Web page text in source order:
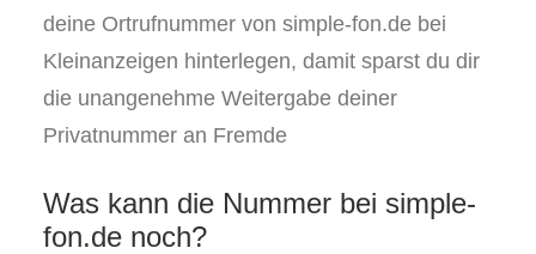
deine Ortrufnummer von simple-fon.de bei
Kleinanzeigen hinterlegen, damit sparst du dir
die unangenehme Weitergabe deiner
Privatnummer an Fremde
Was kann die Nummer bei simple-
fon.de noch?